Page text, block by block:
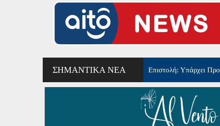
ΣΗΜΑΝΤΙΚΆ ΝΈΑ Επιστολή: Υπάρχει
8ο τουρνουά αγάπης